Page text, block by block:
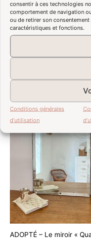
consentir à ces technologies
comportement de navigation
ou de retirer son
caractéristiques et fonctions.
Conditions générales
d’utilisation
Pour une livraison
directement via la
code postal, afin qu’un
Produits
ADOPTÉ – Le miroir «